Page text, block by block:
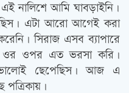
নালিশে আমি ঘাবড়াইনি।
এটা আরো আগেই করা
সিরাজ এসব ব্যাপারে
ওপর এত ভরসা করি।
ভালোই ছেপেছিস। আজ এ
পত্রিকায়।